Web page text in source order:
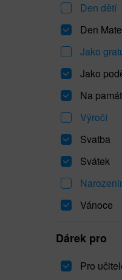
Den dětí
Den
Jako
Jako
Na
Výročí
Svatba
Svátek
Vánoce
Dárek pro
Pro